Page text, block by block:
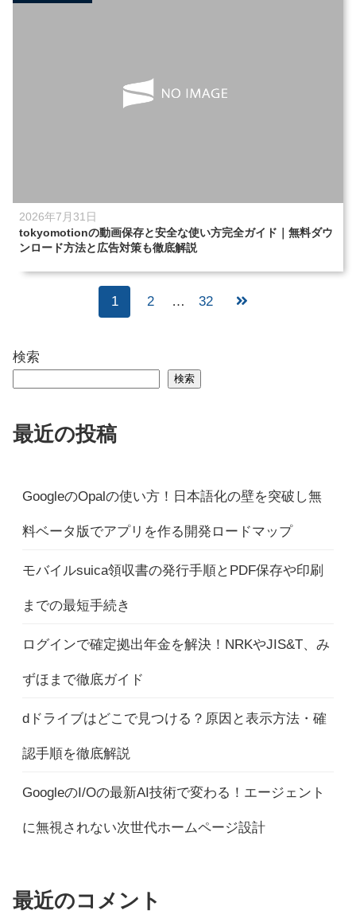
2026年7月31日
tokyomotionの動画保存と安全な使い方完全ガイド｜無料ダウ
ンロード方法と広告対策も徹底解説
1 2 … 32
検索
検索
最近の投稿
GoogleのOpalの使い方！日本語化の壁を突破し無
料ベータ版でアプリを作る開発ロードマップ
モバイルsuica領収書の発行手順とPDF保存や印刷
までの最短手続き
ログインで確定拠出年金を解決！NRKやJIS&T、み
ずほまで徹底ガイド
dドライブはどこで見つける？原因と表示方法・確
認手順を徹底解説
GoogleのI/Oの最新AI技術で変わる！エージェント
に無視されない次世代ホームページ設計
最近のコメント